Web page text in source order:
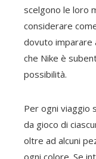
scelgono le loro
considerare
dovuto imparare
che Nike è
possibilità.
Per ogni viaggio
da gioco di
oltre ad alcuni
ogni colore. Se